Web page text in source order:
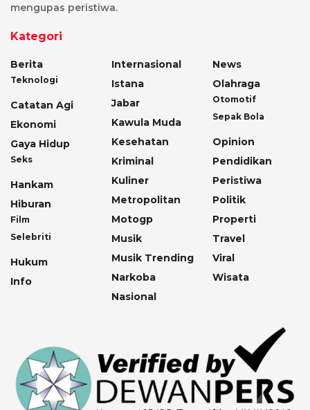
mengupas peristiwa.
Kategori
Berita
Teknologi
Catatan Agi
Ekonomi
Gaya Hidup
Seks
Hankam
Hiburan
Film
Selebriti
Hukum
Info
Internasional
Istana
Jabar
Kawula Muda
Kesehatan
Kriminal
Kuliner
Metropolitan
Motogp
Musik
Musik Trending
Narkoba
Nasional
News
Olahraga
Otomotif
Sepak Bola
Opinion
Pendidikan
Peristiwa
Politik
Properti
Travel
Viral
Wisata